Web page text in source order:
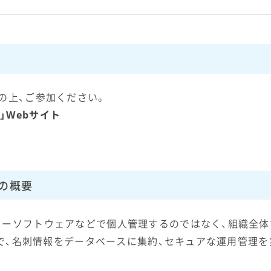
、ご参加ください。
Webサイト
概要
ソフトウェアなどで個人管理するのではなく、組織全
、名刺情報をデータベースに集約、セキュアな運用管理